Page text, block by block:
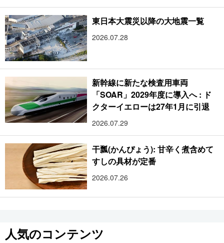
東日本大震災以降の大地震一覧
2026.07.28
新幹線に新たな検査用車両
「SOAR」2029年度に導入へ : ド
クターイエローは27年1月に引退
2026.07.29
干瓢(かんぴょう): 甘辛く煮含めて
すしの具材が定番
2026.07.26
人気のコンテンツ